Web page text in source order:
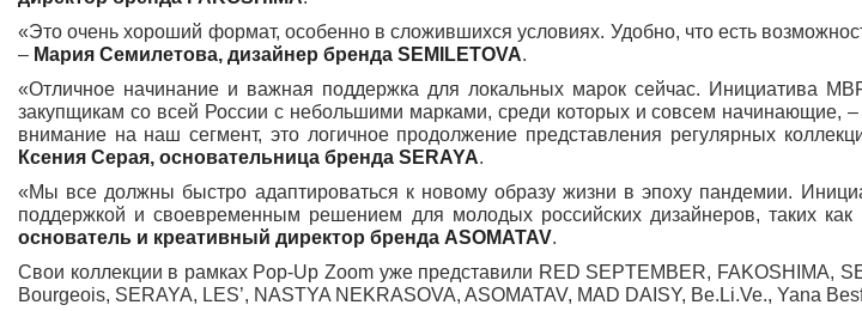
«Это очень хороший формат, особенно в сложившихся условиях. Удобно, что есть
– Мария Семилетова, дизайнер бренда SEMILETOVA.
«Отличное начинание и важная поддержка для локальных марок сейчас. Инициатива
закупщикам со всей России с небольшими марками, среди которых и совсем начинающие,
внимание на наш сегмент, это логичное продолжение представления регулярных
Ксения Серая, основательница бренда SERAYA.
«Мы все должны быстро адаптироваться к новому образу жизни в эпоху пандемии.
поддержкой и своевременным решением для молодых российских дизайнеров, таких как
основатель и креативный директор бренда ASOMATAV.
Свои коллекции в рамках Pop-Up Zoom уже представили RED SEPTEMBER, FAKOSHIMA,
Bourgeois, SERAYA, LES’, NASTYA NEKRASOVA, ASOMATAV, MAD DAISY, Be.Li.Ve., Yana